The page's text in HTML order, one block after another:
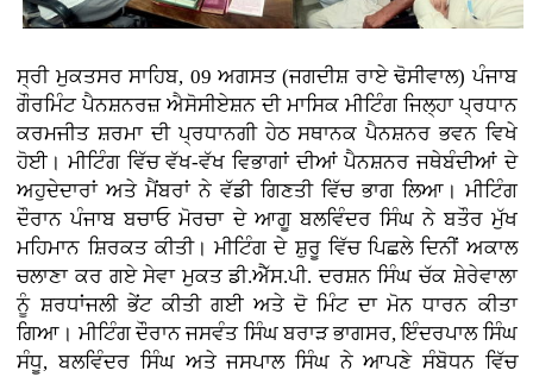
ਸ੍ਰੀ ਮੁਕਤਸਰ ਸਾਹਿਬ, 09 ਅਗਸਤ (ਜਗਦੀਸ਼ ਰਾਏ ਢੋਸੀਵਾਲ) ਪੰਜਾਬ
ਗੌਰਮਿੰਟ ਪੈਨਸ਼ਨਰਜ਼ ਐਸੋਸੀਏਸ਼ਨ ਦੀ ਮਾਸਿਕ ਮੀਟਿੰਗ ਜਿਲ੍ਹਾ ਪ੍ਰਧਾਨ
ਕਰਮਜੀਤ ਸ਼ਰਮਾ ਦੀ ਪ੍ਰਧਾਨਗੀ ਹੇਠ ਸਥਾਨਕ ਪੈਨਸ਼ਨਰ ਭਵਨ ਵਿਖੇ
ਹੋਈ। ਮੀਟਿੰਗ ਵਿੱਚ ਵੱਖ-ਵੱਖ ਵਿਭਾਗਾਂ ਦੀਆਂ ਪੈਨਸ਼ਨਰ ਜਥੇਬੰਦੀਆਂ ਦੇ
ਅਹੁਦੇਦਾਰਾਂ ਅਤੇ ਮੈਂਬਰਾਂ ਨੇ ਵੱਡੀ ਗਿਣਤੀ ਵਿੱਚ ਭਾਗ ਲਿਆ। ਮੀਟਿੰਗ
ਦੌਰਾਨ ਪੰਜਾਬ ਬਚਾਓ ਮੋਰਚਾ ਦੇ ਆਗੂ ਬਲਵਿੰਦਰ ਸਿੰਘ ਨੇ ਬਤੌਰ ਮੁੱਖ
ਮਹਿਮਾਨ ਸ਼ਿਰਕਤ ਕੀਤੀ। ਮੀਟਿੰਗ ਦੇ ਸ਼ੁਰੂ ਵਿੱਚ ਪਿਛਲੇ ਦਿਨੀਂ ਅਕਾਲ
ਚਲਾਣਾ ਕਰ ਗਏ ਸੇਵਾ ਮੁਕਤ ਡੀ.ਐੱਸ.ਪੀ. ਦਰਸ਼ਨ ਸਿੰਘ ਚੱਕ ਸ਼ੇਰੇਵਾਲਾ
ਨੂੰ ਸ਼ਰਧਾਂਜਲੀ ਭੇਂਟ ਕੀਤੀ ਗਈ ਅਤੇ ਦੋ ਮਿੰਟ ਦਾ ਮੋਨ ਧਾਰਨ ਕੀਤਾ
ਗਿਆ। ਮੀਟਿੰਗ ਦੌਰਾਨ ਜਸਵੰਤ ਸਿੰਘ ਬਰਾੜ ਭਾਗਸਰ, ਇੰਦਰਪਾਲ ਸਿੰਘ
ਸੰਧੂ, ਬਲਵਿੰਦਰ ਸਿੰਘ ਅਤੇ ਜਸਪਾਲ ਸਿੰਘ ਨੇ ਆਪਣੇ ਸੰਬੋਧਨ ਵਿੱਚ